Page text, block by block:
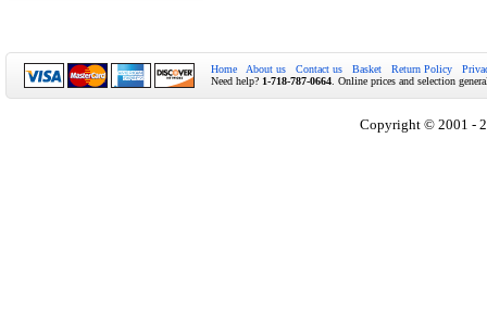
Home About us Contact us Basket Return Policy
Need help? 1-718-787-0664 . Online prices and selection
Copyright © 2001 -